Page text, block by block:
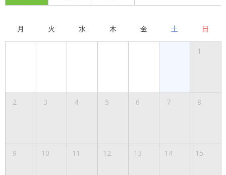
月 火 水 木 金 土 日
1
2 3 4 5 6 7 8
9 10 11 12 13 14 15